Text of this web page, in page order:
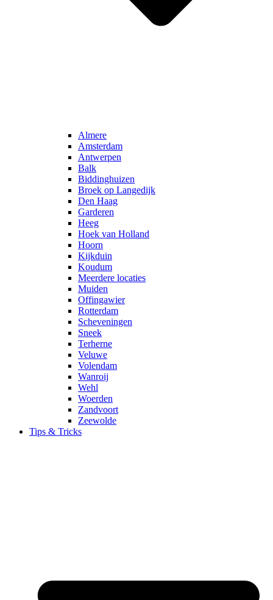
Almere
Amsterdam
Antwerpen
Balk
Biddinghuizen
Broek op Langedijk
Den Haag
Garderen
Heeg
Hoek van Holland
Hoorn
Kijkduin
Koudum
Meerdere locaties
Muiden
Offingawier
Rotterdam
Scheveningen
Sneek
Terherne
Veluwe
Volendam
Wanroij
Wehl
Woerden
Zandvoort
Zeewolde
Tips & Tricks